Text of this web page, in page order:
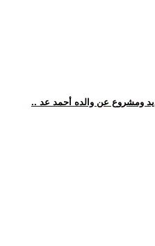
ومشروع عن والده أحمد عد